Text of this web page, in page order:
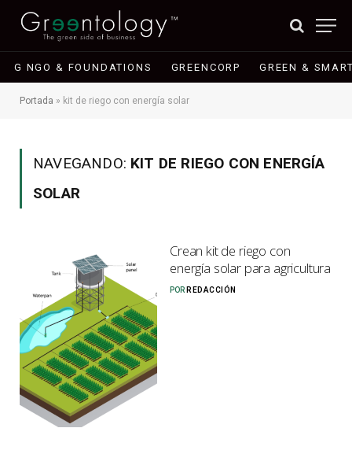
G NGO & FOUNDATIONS GREENCORP GREEN &
Portada » kit de riego con energía solar
NAVEGANDO: KIT DE RIEGO CON ENERGÍA
SOLAR
Crean kit de riego con
energía solar para agricultura
POR REDACCIÓN